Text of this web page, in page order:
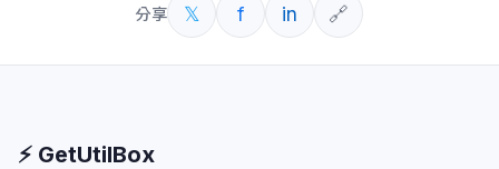
分享 𝕏 f in 🔗
⚡ GetUtilBox